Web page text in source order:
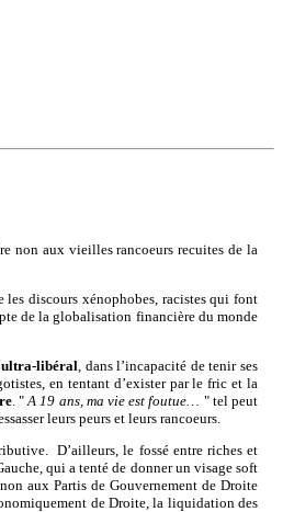
non aux vieilles rancoeurs recuites de la
les discours xénophobes, racistes qui font
de la globalisation financière du monde
ultra-libéral, dans l’incapacité de tenir ses
en tentant d’exister par le fric et la
. "A 19 ans, ma vie est foutue… " tel peut
leurs peurs et leurs rancoeurs.
D’ailleurs, le fossé entre riches et
qui a tenté de donner un visage soft
aux Partis de Gouvernement de Droite
de Droite, la liquidation des